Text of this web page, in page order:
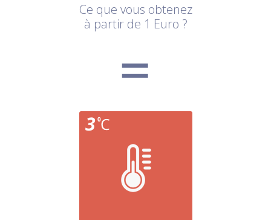
Ce que vous obtenez
à partir de 1 Euro ?